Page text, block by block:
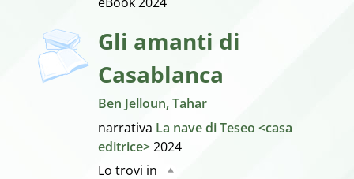
eBook2024
Gli amanti di
Casablanca
Ben Jelloun, Tahar
narrativa La nave di Teseo <casa
editrice>2024